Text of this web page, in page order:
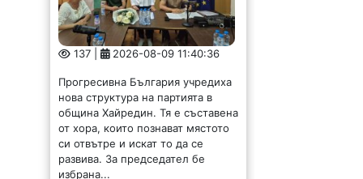
137 | 2026-08-09 11:40:36
Прогресивна България учредиха
нова структура на партията в
община Хайредин. Тя е съставена
от хора, които познават мястото
си отвътре и искат то да се
развива. За председател бе
избрана...